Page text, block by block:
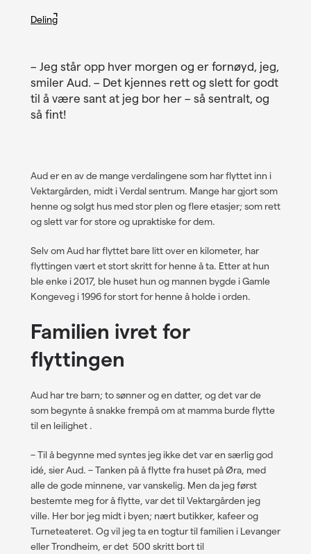
– Jeg står opp hver morgen og er fornøyd, jeg,
smiler Aud. – Det kjennes rett og slett for godt
til å være sant at jeg bor her – så sentralt, og
så fint!
Facebook
Twitter
Epost
Deling
Aud er en av de mange verdalingene som har flyttet inn i
Vektargården, midt i Verdal sentrum. Mange har gjort som
henne og solgt hus med stor plen og flere etasjer; som rett
og slett var for store og upraktiske for dem.
Selv om Aud har flyttet bare litt over en kilometer, har
flyttingen vært et stort skritt for henne å ta. Etter at hun
ble enke i 2017, ble huset hun og mannen bygde i Gamle
Kongeveg i 1996 for stort for henne å holde i orden.
Familien ivret for
flyttingen
Aud har tre barn; to sønner og en datter, og det var de
som begynte å snakke frempå om at mamma burde flytte
til en leilighet .
– Til å begynne med syntes jeg ikke det var en særlig god
idé, sier Aud. – Tanken på å flytte fra huset på Øra, med
alle de gode minnene, var vanskelig. Men da jeg først
bestemte meg for å flytte, var det til Vektargården jeg
ville. Her bor jeg midt i byen; nært butikker, kafeer og
Turneteateret. Og vil jeg ta en togtur til familien i Levanger
eller Trondheim, er det 500 skritt bort til